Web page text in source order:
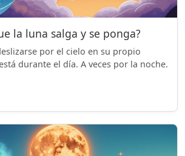
la luna salga y se ponga?
por el cielo en su propio
durante el día. A veces por la noche.